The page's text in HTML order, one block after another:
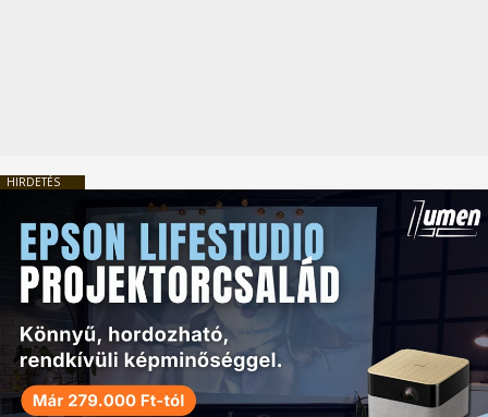
HIRDETÉS